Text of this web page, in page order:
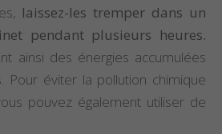
laissez-les tremper dans un
pendant plusieurs heures.
ainsi des énergies accumulées
Pour éviter la pollution chimique
pouvez également utiliser de